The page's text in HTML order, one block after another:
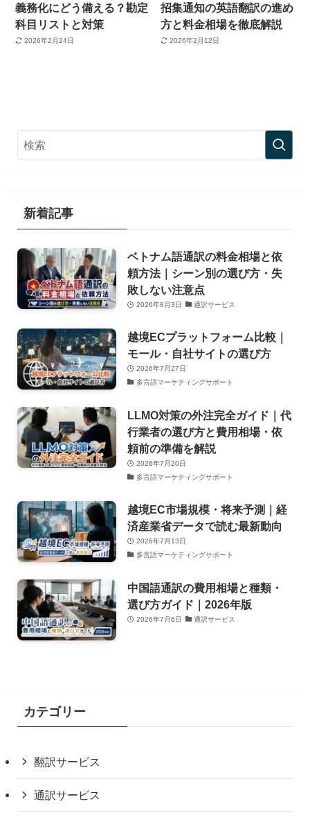
義務化にどう備える？勘定
科目リストと対策
2026年2月24日
招集通知の英語翻訳の進め
方と料金相場を徹底解説
2026年2月12日
新着記事
ベトナム語通訳の料金相場と依
頼方法｜シーン別の選び方・失
敗しない注意点
2026年8月3日 通訳サービス
越境ECプラットフォーム比較｜
モール・自社サイトの選び方
2026年7月27日
多言語マーケティングサポート
LLMO対策の外注完全ガイド｜代
行業者の選び方と費用相場・依
頼前の準備を解説
2026年7月20日
多言語マーケティングサポート
越境EC市場規模・将来予測｜経
済産業省データで読む最新動向
2026年7月13日
多言語マーケティングサポート
中国語通訳の費用相場と種類・
選び方ガイド｜2026年版
2026年7月6日 通訳サービス
カテゴリー
翻訳サービス
通訳サービス